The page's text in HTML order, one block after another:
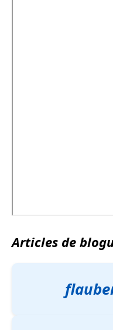
Articles de